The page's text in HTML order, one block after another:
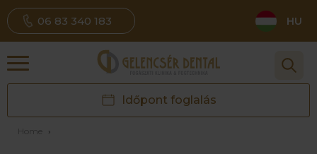
06 83 340 183 HU
Időpont foglalás
Home ›